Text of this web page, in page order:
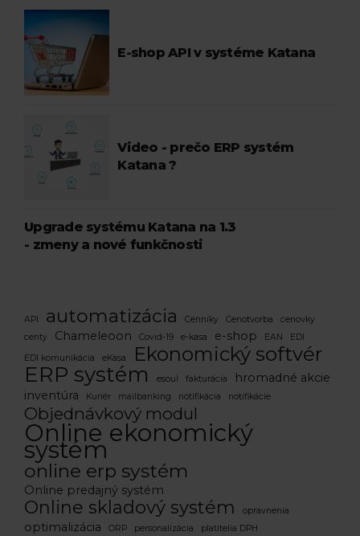
E-shop API v systéme Katana
Video - prečo ERP systém
Katana ?
Upgrade systému Katana na 1.3
- zmeny a nové funkčnosti
API automatizácia Cenníky Cenotvorba
cenovky
centy
Chameleoon Covid-19 e-kasa e-shop EAN
EDI
EDI komunikácia
eKasa Ekonomický softvér
ERP systém esoul fakturácia
hromadné akcie
inventúra
Kuriér mailbanking notifikácia notifikácie
Objednávkový modul
Online ekonomický
systém
online erp systém
Online predajný systém
Online skladový systém opravnenia
optimalizácia ORP personalizácia
platitelia DPH